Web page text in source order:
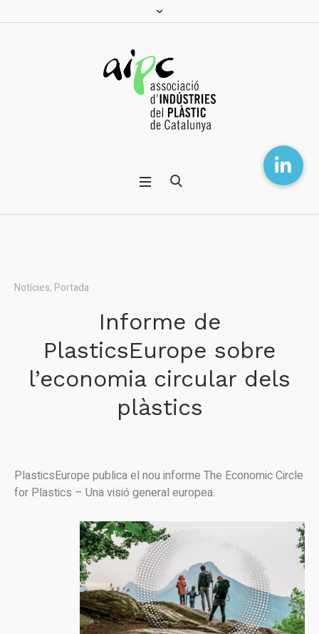
Notícies, Portada
Informe de
PlasticsEurope sobre
l’economia circular dels
plàstics
PlasticsEurope publica el nou informe The Economic Circle
for Plastics – Una visió general europea.